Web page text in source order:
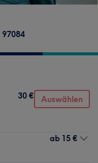
97084
30 € Auswählen
ab 15 €